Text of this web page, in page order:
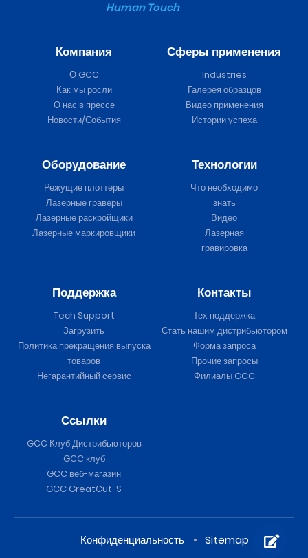
Human Touch
Компания
О GCC
Как мы росли
О нас в прессе
Новости/События
Сферы применения
Industries
Галерея образцов
Видео применения
Истории успеха
Оборудование
Режущие плоттеры
Лазерные граверы
Лазерные раскройщики
Лазерные маркировщики
Технологии
Что необходимо
знать
Видео
Лазерная
гравировка
Поддержка
Tech Support
Загрузить
Политика прекращения выпуска
товаров
Негарантийный сервис
Контакты
Тех поддержка
Стать нашим дистрибьютором
Форма запроса
Прочие запросы
Филиалы GCC
Ссылки
GCC Клуб Дистрибьюторов
GCC клуб
GCC веб-магазин
GCC GreatCut-S
Конфиденциальность Sitemap